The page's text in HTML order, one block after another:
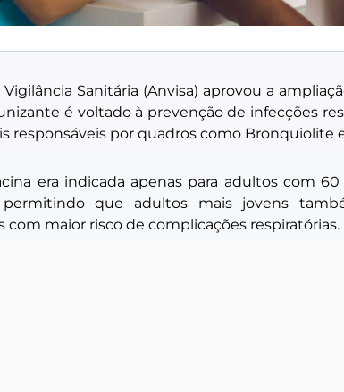
Sanitária (Anvisa) aprovou a
é voltado à prevenção de infecções
responsáveis por quadros como Bronquiolite
era indicada apenas para adultos com
que adultos mais jovens
maior risco de complicações respiratórias.